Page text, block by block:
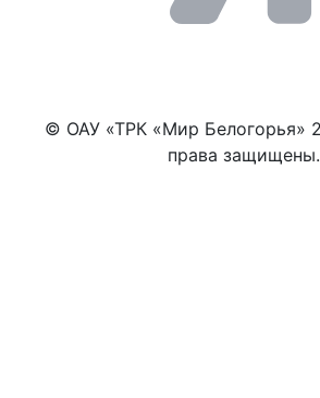
© ОАУ «ТРК «Мир Белогорья»
права защищены.